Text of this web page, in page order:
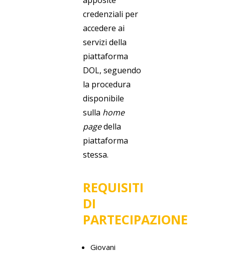
credenziali per
accedere ai
servizi della
piattaforma
DOL, seguendo
la procedura
disponibile
sulla home
pagedella
piattaforma
stessa.
REQUISITI
DI
PARTECIPAZIONE
Giovani